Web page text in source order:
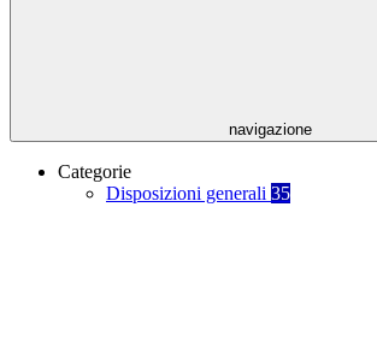
navigazione
Categorie
Disposizioni generali 35